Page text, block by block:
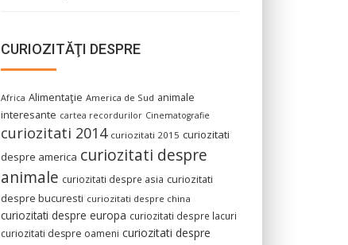
CURIOZITĂŢI DESPRE
Africa Alimentaţie America de Sud animale
interesante cartea recordurilor Cinematografie
curiozitati 2014 curiozitati 2015 curiozitati
despre america curiozitati despre
animale curiozitati despre asia curiozitati
despre bucuresti curiozitati despre china
curiozitati despre europa curiozitati despre lacuri
curiozitati despre oameni curiozitati despre